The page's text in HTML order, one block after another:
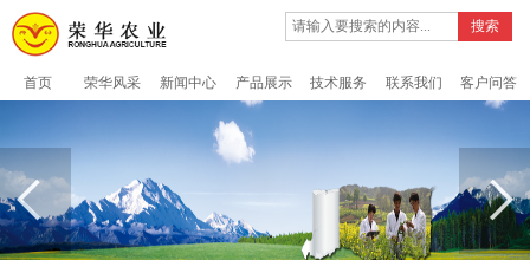
搜索
首页 荣华风采 新闻中心 产品展示 技术服务 联系我们 客户问答